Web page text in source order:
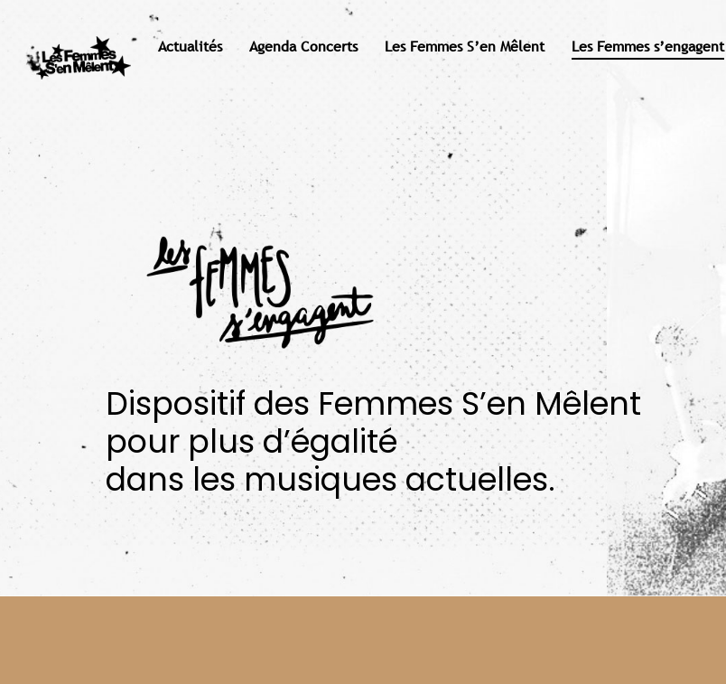
Actualités Agenda Concerts Les Femmes S’en Mêlent Les Femmes s’engagent
Dispositif des Femmes S’en Mêlent
pour plus d’égalité
dans les musiques actuelles.